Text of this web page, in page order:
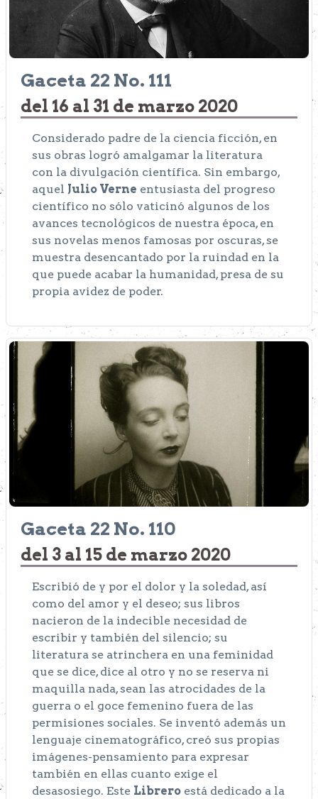
Gaceta 22 No. 111
del 16 al 31 de marzo 2020
Considerado padre de la ciencia ficción, en
sus obras logró amalgamar la literatura
con la divulgación científica. Sin embargo,
aquel Julio Verne entusiasta del progreso
científico no sólo vaticinó algunos de los
avances tecnológicos de nuestra época, en
sus novelas menos famosas por oscuras, se
muestra desencantado por la ruindad en la
que puede acabar la humanidad, presa de su
propia avidez de poder.
Gaceta 22 No. 110
del 3 al 15 de marzo 2020
Escribió de y por el dolor y la soledad, así
como del amor y el deseo; sus libros
nacieron de la indecible necesidad de
escribir y también del silencio; su
literatura se atrinchera en una feminidad
que se dice, dice al otro y no se reserva ni
maquilla nada, sean las atrocidades de la
guerra o el goce femenino fuera de las
permisiones sociales. Se inventó además un
lenguaje cinematográfico, creó sus propias
imágenes-pensamiento para expresar
también en ellas cuanto exige el
desasosiego. Este Librero está dedicado a la